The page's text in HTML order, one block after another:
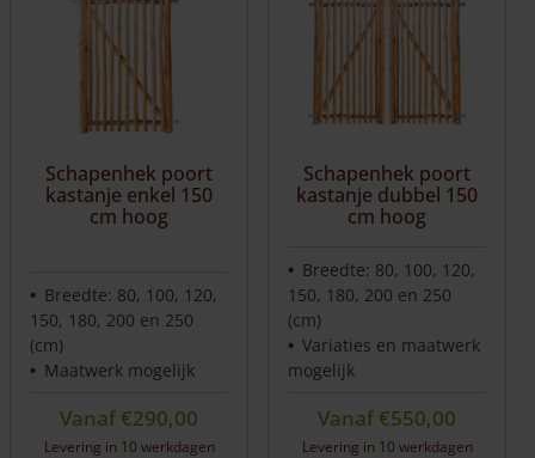
meerdere
gekozen
worden
op
Schapenhek poort
kastanje enkel 150
cm hoog
Breedte: 80, 100, 120,
150, 180, 200 en 250
(cm)
Maatwerk mogelijk
Vanaf€290,00
Levering in 10 werkdagen
Schapenhek poort
kastanje dubbel 150
cm hoog
Breedte: 80, 100, 120,
150, 180, 200 en 250
(cm)
Variaties en maatwerk
mogelijk
Vanaf€550,00
Levering in 10 werkdagen